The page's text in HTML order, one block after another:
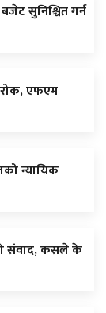
सुनिश्चित गर्न
रोक, एफएम
न्यायिक
संवाद, कसले के